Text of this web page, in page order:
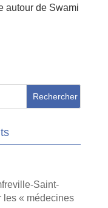
autour de Swami
Saint-
les « médecines